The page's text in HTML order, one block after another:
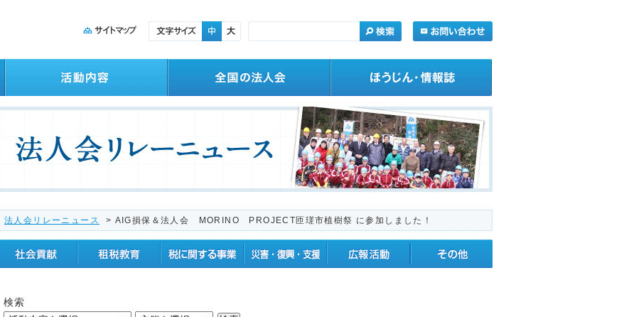
法人会リレーニュース > AIG損保＆法人会 MORINO PROJECT匝瑳市植樹祭 に参加しました！
社会貢献 租税教育 税に関する事業 震災復興支援・応援広報活動 その他
検索